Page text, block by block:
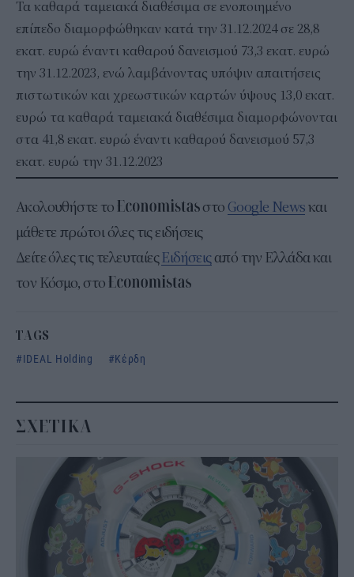
Τα καθαρά ταμειακά διαθέσιμα σε ενοποιημένο
επίπεδο διαμορφώθηκαν κατά την 31.12.2024 σε 28,8
εκατ. ευρώ έναντι καθαρού δανεισμού 73,3 εκατ. ευρώ
την 31.12.2023, ενώ λαμβάνοντας υπόψιν απαιτήσεις
πιστωτικών και χρεωστικών καρτών ύψους 13,0 εκατ.
ευρώ τα καθαρά ταμειακά διαθέσιμα διαμορφώνονται
στα 41,8 εκατ. ευρώ έναντι καθαρού δανεισμού 57,3
εκατ. ευρώ την 31.12.2023
Ακολουθήστε το στο Google Newsκαι
μάθετε πρώτοι όλες τις ειδήσεις
Δείτε όλες τις τελευταίεςΕιδήσειςαπό την Ελλάδα και
τον Κόσμο, στο
TAGS
IDEAL Holding
Κέρδη
ΣΧΕΤΙΚΑ